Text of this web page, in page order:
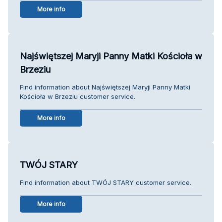
More info
Najświętszej Maryji Panny Matki Kościoła w
Brzeziu
Find information about Najświętszej Maryji Panny Matki
Kościoła w Brzeziu customer service.
More info
TWÓJ STARY
Find information about TWÓJ STARY customer service.
More info